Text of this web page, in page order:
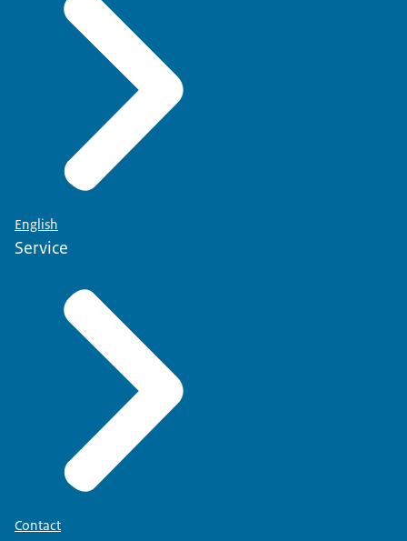
English
Service
Contact